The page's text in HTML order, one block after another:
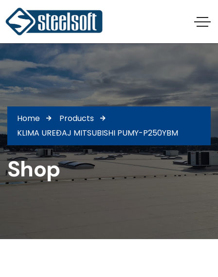
Home
Products
KLIMA UREĐAJ MITSUBISHI PUMY-P250YBM
Shop